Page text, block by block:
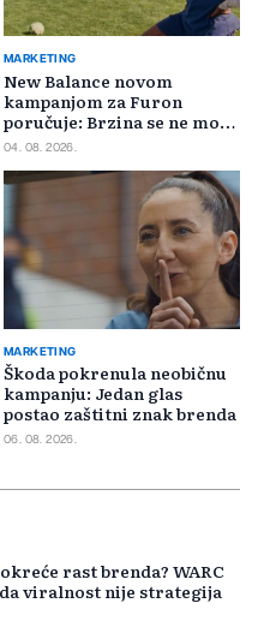
MARKETING
New Balance novom
kampanjom za Furon
poručuje: Brzina se ne može
požuriti
04. 08. 2026.
MARKETING
Škoda pokrenula neobičnu
kampanju: Jedan glas
postao zaštitni znak brenda
06. 08. 2026.
rast brenda? WARC
viralnost nije strategija